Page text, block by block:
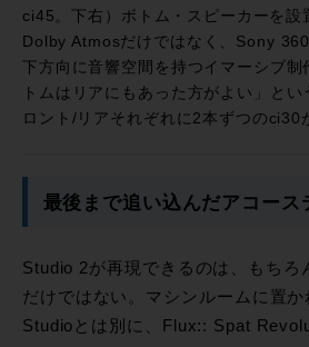
ci45。下右）ボトム・スピーカーを設
Dolby Atmosだけではなく、Sony
下方向に音響空間を持つイマーシブ制
トムはリアにもあった方がよい」と
ロント/リアそれぞれに2本ずつのci30
最後まで追い込んだアコース
Studio 2が再現できるのは、もちろ
だけではない。マシンルームに置
Studioとは別に、Flux:: Spat